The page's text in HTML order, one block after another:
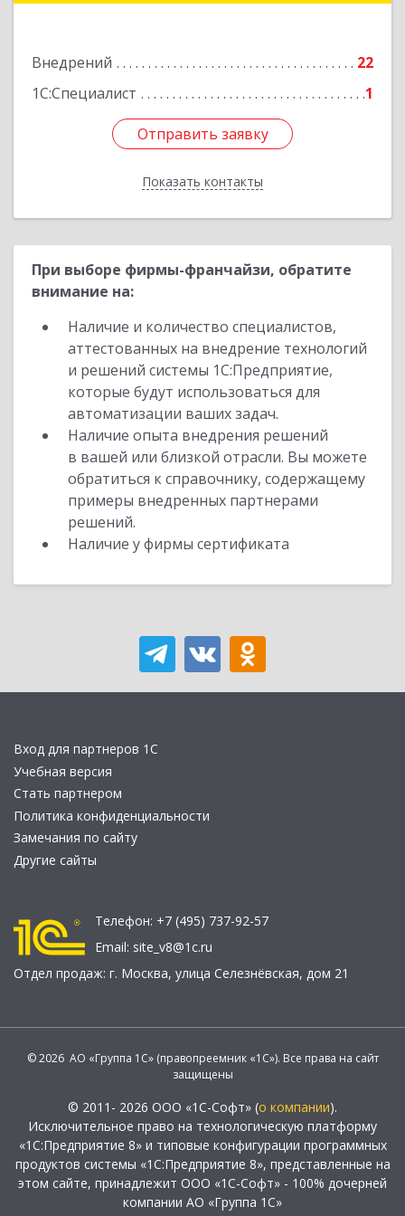
Внедрений
22
1С:Специалист
1
Отправить заявку
Показать контакты
Подробнее
Отправить заявку
Назад
При выборе фирмы-франчайзи, обратите
внимание на:
Наличие и количество специалистов,
аттестованных на внедрение технологий
и решений системы 1С:Предприятие,
которые будут использоваться для
автоматизации ваших задач.
Наличие опыта внедрения решений
в вашей или близкой отрасли. Вы можете
обратиться к справочнику, содержащему
примеры внедренных партнерами
решений.
Наличие у фирмы сертификата
Вход для партнеров 1С
Учебная версия
Стать партнером
Политика конфиденциальности
Замечания по сайту
Другие сайты
Телефон: +7 (495) 737-92-57
Email: site_v8@1c.ru
Отдел продаж: г. Москва, улица Селезнёвская, дом 21
© 2026 АО «Группа 1С» (правопреемник «1С»). Все права на сайт
защищены
© 2011- 2026 ООО «1С-Софт» (о компании).
Исключительное право на технологическую платформу
«1С:Предприятие 8» и типовые конфигурации программных
продуктов системы «1С:Предприятие 8», представленные на
этом сайте, принадлежит ООО «1С-Софт» - 100% дочерней
компании АО «Группа 1С»